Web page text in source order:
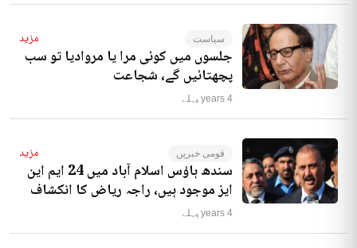
سیاست مزید
جلسوں میں کوئی مرا یا مروادیا تو سب
پچھتائیں گے، شجاعت
4 years پہلے
قومی خبریں مزید
سندھ ہاؤس اسلام آباد میں 24 ایم این
ایز موجود ہیں، راجہ ریاض کا انکشاف
4 years پہلے